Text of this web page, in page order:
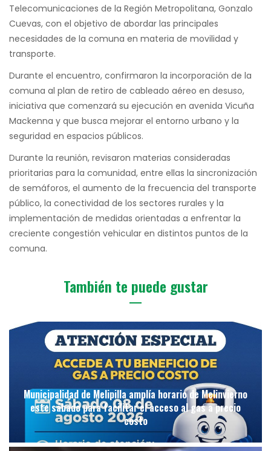
Telecomunicaciones de la Región Metropolitana, Gonzalo
Cuevas, con el objetivo de abordar las principales
necesidades de la comuna en materia de movilidad y
transporte.
Durante el encuentro, confirmaron la incorporación de la
comuna al plan de retiro de cableado aéreo en desuso,
iniciativa que comenzará su ejecución en avenida Vicuña
Mackenna y que busca mejorar el entorno urbano y la
seguridad en espacios públicos.
Durante la reunión, revisaron materias consideradas
prioritarias para la comunidad, entre ellas la sincronización
de semáforos, el aumento de la frecuencia del transporte
público, la conectividad de los sectores rurales y la
implementación de medidas orientadas a enfrentar la
creciente congestión vehicular en distintos puntos de la
comuna.
También te puede gustar
Municipalidad de Melipilla amplía horario de Melinvierno
este sábado para facilitar el acceso al gas a precio
costo